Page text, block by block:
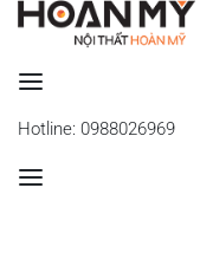
Hotline: 0988026969